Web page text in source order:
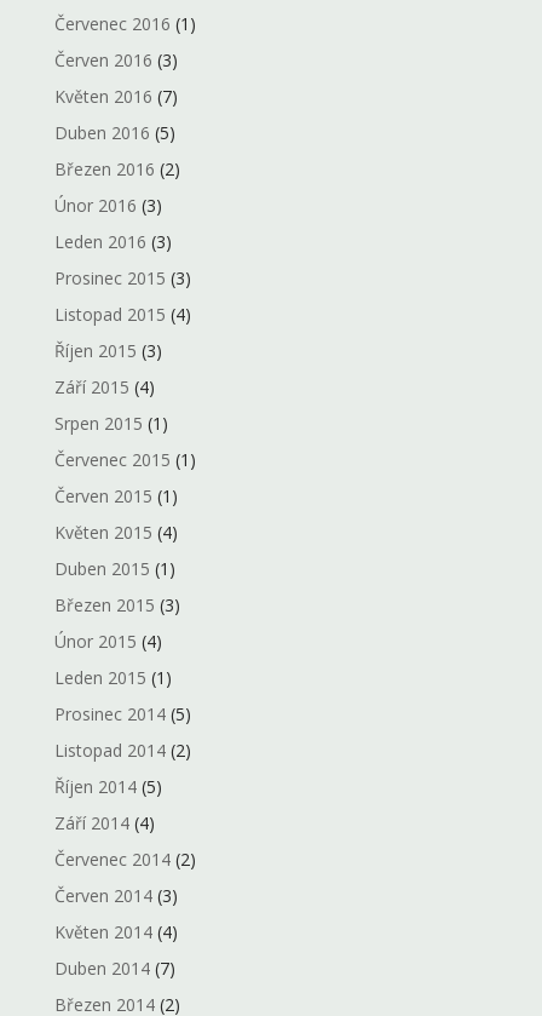
Červenec 2016 (1)
Červen 2016 (3)
Květen 2016 (7)
Duben 2016 (5)
Březen 2016 (2)
Únor 2016 (3)
Leden 2016 (3)
Prosinec 2015 (3)
Listopad 2015 (4)
Říjen 2015 (3)
Září 2015 (4)
Srpen 2015 (1)
Červenec 2015 (1)
Červen 2015 (1)
Květen 2015 (4)
Duben 2015 (1)
Březen 2015 (3)
Únor 2015 (4)
Leden 2015 (1)
Prosinec 2014(5)
Listopad 2014(2)
Říjen 2014(5)
Září 2014(4)
Červenec 2014(2)
Červen 2014(3)
Květen 2014(4)
Duben 2014(7)
Březen 2014(2)